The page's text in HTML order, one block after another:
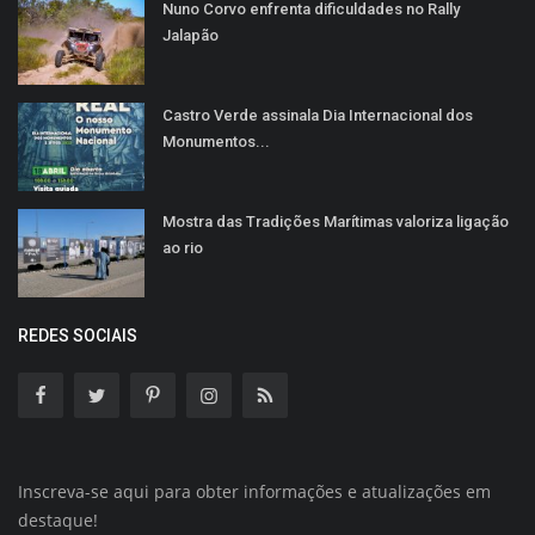
Nuno Corvo enfrenta dificuldades no Rally
Jalapão
Castro Verde assinala Dia Internacional dos
Monumentos...
Mostra das Tradições Marítimas valoriza ligação
ao rio
REDES SOCIAIS
Inscreva-se aqui para obter informações e atualizações em
destaque!